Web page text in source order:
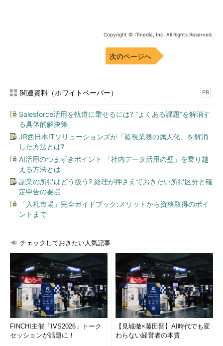
ラウドの進展に伴うブラックボックス化のリスク軽減、および障
害発生時の迅速かつ柔軟な対応」「RPA（Robotics Process
Automation）やAIを効果的にビジネス活用し、“人・紙”の前提か
これからの運用管理については、「Software Defined
Infrastructure（SDI）の適用によって、人手による運用業務やシ
ステム構成作業が不要になり、全てがソフトウェアで定義、管理
されるようになる」と指摘。同社では、これを見据えて、IT部門
のさらなる変革に向けた取り組みを進めているという。
の講演資料から引用）
「自社内のエンドユーザーとのコミュニケーションにCRMの
考え方を導入し、バリューチェーンの側面からユーザー部門のサ
ポートを行っている。常に意識しているのは、『自分たちが誰の
ために何をすべきか』ということ。IT部門の活動をエンドユーザ
ーに向けて積極的に情報発信するとともに、日常的に提案活動を
行っている。（ITツールなどを押し付けるのではなく）『ITを使
いたい』『ITを使うことでストレスフリーになる』とエンドユー
ザーが自ら思ってくれる環境を作ることを通じて、“ユーザー部
Copyright © ITmedia, Inc. All Rights Reserved.
次のページへ
関連資料（ホワイトペーパー） PR
Salesforce活用を軌道に乗せるには? “よくある課題”を解消す
る具体的解決策
JR西日本ITソリューションズが「監視業務の属人化」を解消
した方法とは?
AI活用のつまずきポイント 「社内データ活用の壁」を乗り越
える方法とは
副業の所得はどう扱う? 経理が押さえておきたい所得区分と確
定申告の要点
「入札市場」完全ガイドブック:メリットから資格取得のポイ
ントまで
チェックしておきたい人気記事
FINCHI主催「IVS2026」トーク
セッションが話題に！
【見城徹×藤田晋】AI時代でも変
わらない経営者の本質